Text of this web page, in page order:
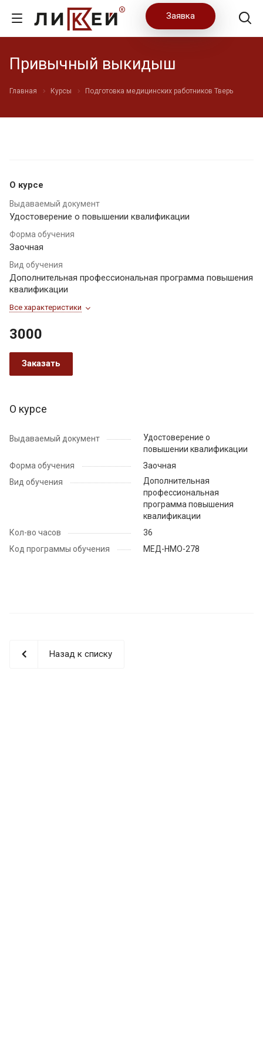
Заявка
Привычный выкидыш
Главная Курсы Подготовка медицинских работников Тверь
О курсе
Выдаваемый документ
Удостоверение о повышении квалификации
Форма обучения
Заочная
Вид обучения
Дополнительная профессиональная программа повышения
квалификации
Все характеристики
3000
Заказать
О курсе
Выдаваемый документ
Удостоверение о
повышении квалификации
Форма обучения
Заочная
Вид обучения
Дополнительная
профессиональная
программа повышения
квалификации
Кол-во часов
36
Код программы обучения
МЕД-НМО-278
Назад к списку